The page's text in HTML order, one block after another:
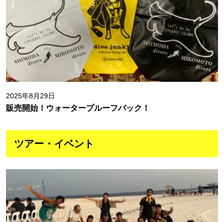
2025年8月29日
販売開始！ウォータープルーフバック！
ツアー・イベント